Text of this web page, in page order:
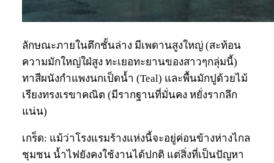
ลักษณะภายในตึกชั้นล่าง มีเพดานสูงใหญ่ (สะท้อน
ความมักใหญ่ใฝ่สูง ทะเยอทะยานของสาวๆกลุ่มนี้)
ทาสีผนังกำแพงนกเป็ดน้ำ (Teal) และพื้นมักปูด้วยไม้
เรียงทรงเรขาคณิต (มีรากฐานที่มั่นคง หยั่งรากลึก
แน่น)
เกร็ด: แม้ว่าโรงแรมร้างแห่งนี้จะอยู่ค่อนข้างห่างไกล
ชุมชน น้ำไฟยังคงใช้งานได้ปกติ แต่สิ่งที่เป็นปัญหา